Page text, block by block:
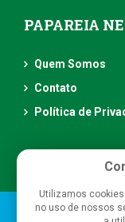
PAPAREIA
Quem Somos
Contato
Política de
Papareia
Utilizamos
no uso de nossos